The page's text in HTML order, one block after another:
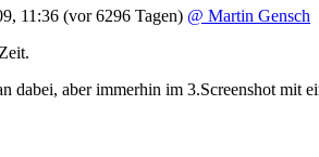
11:36 (vor 6296 Tagen) @ Martin Gensch
dabei, aber immerhin im 3.Screenshot mit